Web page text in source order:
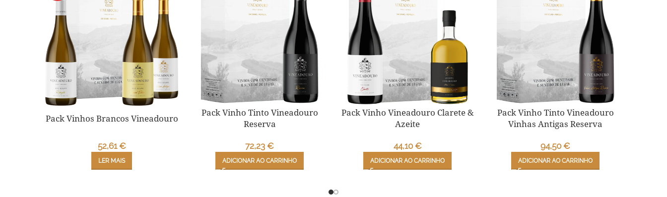
Pack Vinhos Brancos Vineadouro
52,61€
LER MAIS
Pack Vinho Tinto Vineadouro
Reserva
72,23 €
ADICIONAR AO CARRINHO
Pack Vinho Vineadouro Clarete &
Azeite
44,10€
ADICIONAR AO CARRINHO
Pack Vinho Tinto Vineadouro
Vinhas Antigas Reserva
94,50€
ADICIONAR AO CARRINHO